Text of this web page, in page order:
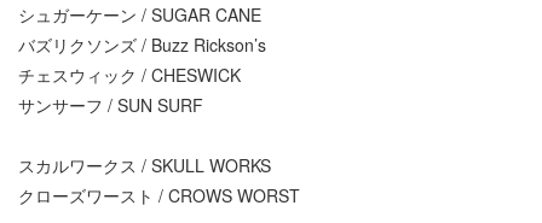
シュガーケーン / SUGAR CANE
バズリクソンズ / Buzz Rickson’s
チェスウィック / CHESWICK
サンサーフ / SUN SURF
スカルワークス / SKULL WORKS
クローズワースト / CROWS WORST